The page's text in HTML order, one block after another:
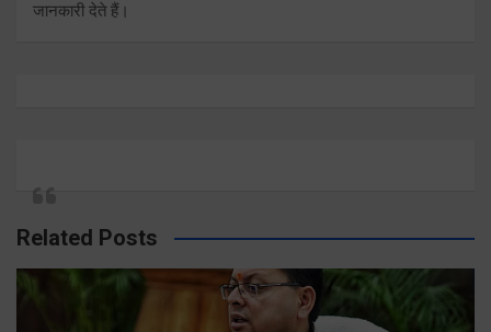
जानकारी देते हैं।
Related Posts